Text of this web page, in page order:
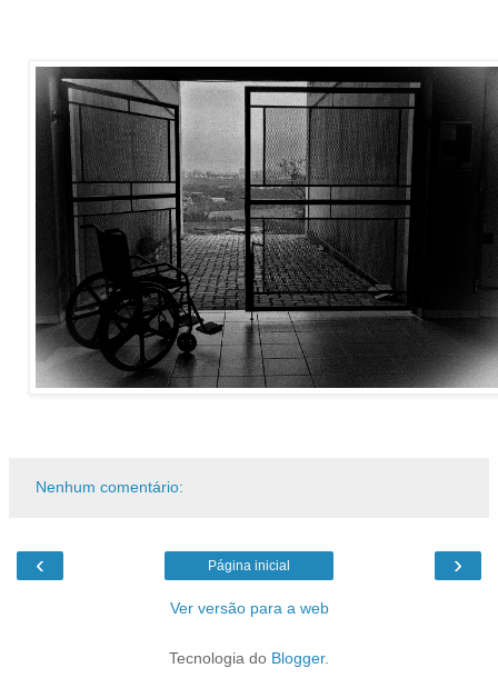
Nenhum comentário:
‹ ›
Página inicial
Ver versão para a web
Tecnologia do Blogger.